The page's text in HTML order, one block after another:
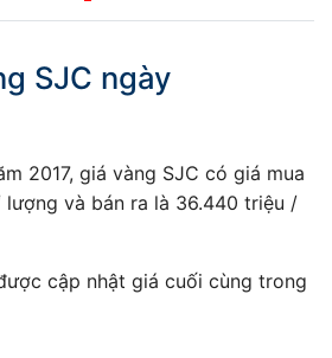
SJC ngày
2017, giá vàng SJC có giá mua
và bán ra là 36.440 triệu /
cập nhật giá cuối cùng trong